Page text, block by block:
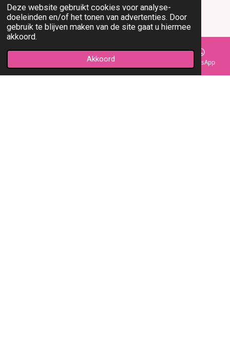
Deze website gebruikt cookies voor analyse-
doeleinden en/of het tonen van advertenties. Door
gebruik te blijven maken van de site gaat u hiermee
akkoord.
Akkoord
k
a
m
p
retourpagina
klachtenpagina
© 2019 - 2026 Macrame by mieke
Powered byJouwWeb
Telefoonnummer WhatsApp